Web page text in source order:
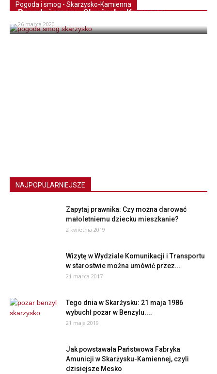
Pogoda i smog - Skarżysko-Kamienna
Pogoda i smog – Skarżysko-Kamienna
26 marca 2020
NAJPOPULARNIEJSZE
Zapytaj prawnika: Czy można darować
małoletniemu dziecku mieszkanie?
2 kwietnia 2019
Wizytę w Wydziale Komunikacji i Transportu
w starostwie można umówić przez...
21 marca 2017
Tego dnia w Skarżysku: 21 maja 1986
wybuchł pożar w Benzylu....
21 maja 2019
Jak powstawała Państwowa Fabryka
Amunicji w Skarżysku-Kamiennej, czyli
dzisiejsze Mesko